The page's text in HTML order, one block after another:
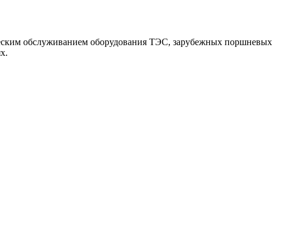
обслуживанием оборудования ТЭС, зарубежных поршневых